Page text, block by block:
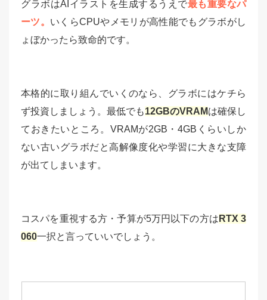
グラボはAIイラストを生成するうえで最も重要なパ
ーツ。 いくらCPUやメモリが高性能でもグラボがし
ょぼかったら致命的です。
本格的に取り組んでいくのなら、グラボにはケチら
ず投資しましょう。最低でも12GBのVRAMは確保し
ておきたいところ。VRAMが2GB・4GBくらいしか
ない古いグラボだと高解像度化や学習に大きな支障
が出てしまいます。
コスパを重視する方・予算が5万円以下の方は RTX 3
060一択と言っていいでしょう。